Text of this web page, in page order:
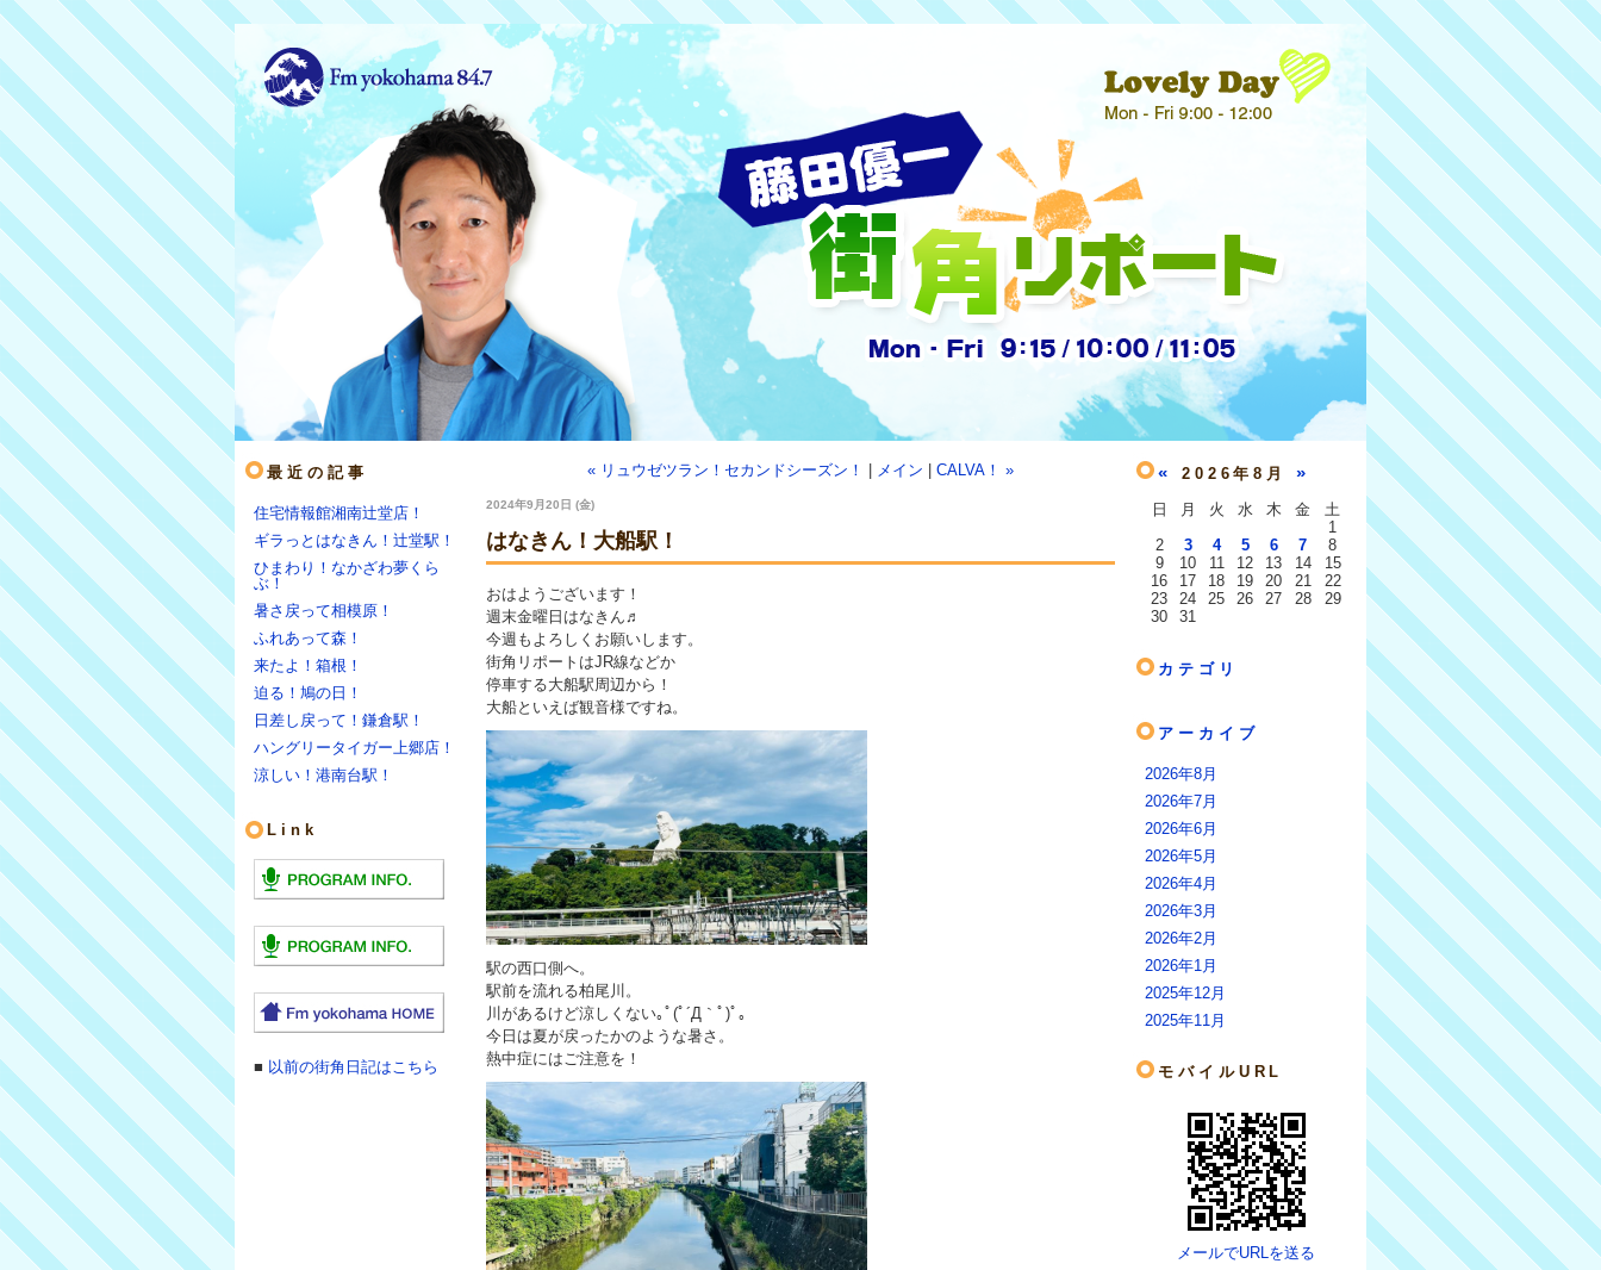
最近の記事
住宅情報館湘南辻堂店！
ギラっとはなきん！辻堂駅！
ひまわり！なかざわ夢くら
ぶ！
暑さ戻って相模原！
ふれあって森！
来たよ！箱根！
迫る！鳩の日！
日差し戻って！鎌倉駅！
ハングリータイガー上郷店！
涼しい！港南台駅！
Link
■ 以前の街角日記はこちら
« リュウゼツラン！セカンドシーズン！ メイン CALVA！ »
2024年9月20日 (金)
はなきん！大船駅！
おはようございます！
週末金曜日はなきん♬
今週もよろしくお願いします。
街角リポートはJR線などか
停車する大船駅周辺から！
大船といえば観音様ですね。
駅の西口側へ。
駅前を流れる柏尾川。
川があるけど涼しくない｡ﾟ(ﾟ´Д｀ﾟ)ﾟ｡
今日は夏が戻ったかのような暑さ。
熱中症にはご注意を！
« 2026年8月 »
日 月 火 水 木 金
土
1
2
3 4 5 6 7
8
9
10 11 12 13 14
15
16
17 18 19 20 21
22
23
24 25 26 27 28
29
30
31
カテゴリ
アーカイブ
2026年8月
2026年7月
2026年6月
2026年5月
2026年4月
2026年3月
2026年2月
2026年1月
2025年12月
2025年11月
モバイルURL
メールでURLを送る